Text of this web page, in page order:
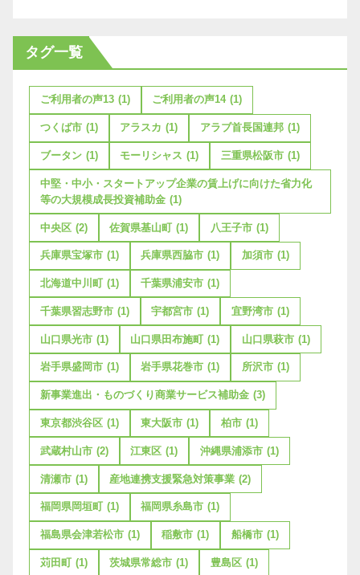
タグ一覧
ご利用者の声13 (1) ご利用者の声14 (1)
つくば市 (1) アラスカ (1) アラブ首長国連邦 (1)
ブータン (1) モーリシャス (1) 三重県松阪市 (1)
中堅・中小・スタートアップ企業の賃上げに向けた省力化
等の大規模成長投資補助金 (1)
中央区 (2) 佐賀県基山町 (1) 八王子市 (1)
兵庫県宝塚市 (1) 兵庫県西脇市 (1) 加須市 (1)
北海道中川町 (1) 千葉県浦安市 (1)
千葉県習志野市 (1) 宇都宮市 (1) 宜野湾市 (1)
山口県光市 (1) 山口県田布施町 (1) 山口県萩市 (1)
岩手県盛岡市 (1) 岩手県花巻市 (1) 所沢市 (1)
新事業進出・ものづくり商業サービス補助金 (3)
東京都渋谷区 (1) 東大阪市 (1) 柏市 (1)
武蔵村山市 (2) 江東区 (1) 沖縄県浦添市 (1)
清瀬市 (1) 産地連携支援緊急対策事業 (2)
福岡県岡垣町 (1) 福岡県糸島市 (1)
福島県会津若松市 (1) 稲敷市 (1) 船橋市 (1)
苅田町 (1) 茨城県常総市 (1) 豊島区 (1)